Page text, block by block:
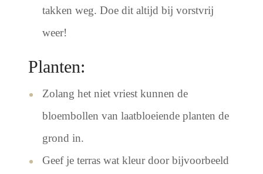
takken weg. Doe dit altijd bij vorstvrij
weer!
Planten:
Zolang het niet vriest kunnen de
bloembollen van laatbloeiende planten de
grond in.
Geef je terras wat kleur door bijvoorbeeld